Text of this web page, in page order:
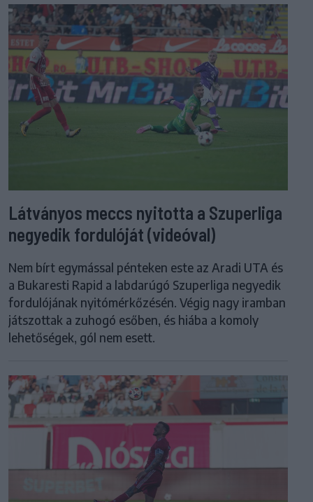
Látványos meccs nyitotta a Szuperliga
negyedik fordulóját (videóval)
Nem bírt egymással pénteken este az Aradi UTA és
a Bukaresti Rapid a labdarúgó Szuperliga negyedik
fordulójának nyitómérkőzésén. Végig nagy iramban
játszottak a zuhogó esőben, és hiába a komoly
lehetőségek, gól nem esett.